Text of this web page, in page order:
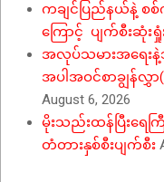
ကချင်ပြည်နယ်နဲ့ စစ်
ကြောင့် ပျက်စီးဆုံးရှုံး
အလုပ်သမားအရေး
အပါအဝင်စာချွန်လွှ
August 6, 2026
မိုးသည်းထန်ပြီးရေက
တံတားနှစ်စီးပျက်စီး